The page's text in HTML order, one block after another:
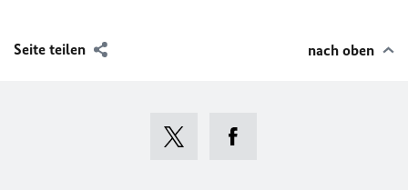
Seite teilen nach oben